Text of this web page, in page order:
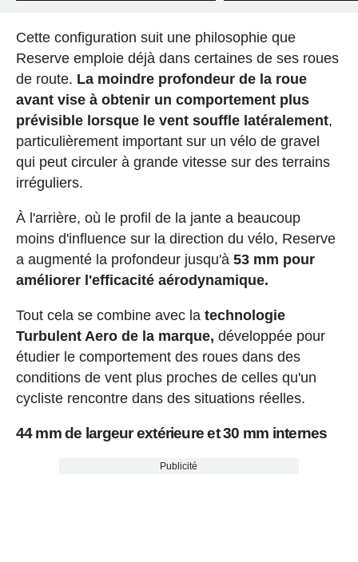
Cette configuration suit une philosophie que
Reserve emploie déjà dans certaines de ses roues
de route. La moindre profondeur de la roue
avant vise à obtenir un comportement plus
prévisible lorsque le vent souffle latéralement,
particulièrement important sur un vélo de gravel
qui peut circuler à grande vitesse sur des terrains
irréguliers.
À l'arrière, où le profil de la jante a beaucoup
moins d'influence sur la direction du vélo, Reserve
a augmenté la profondeur jusqu'à53 mm pour
améliorer l'efficacité aérodynamique.
Tout cela se combine avec latechnologie
Turbulent Aero de la marque, développée pour
étudier le comportement des roues dans des
conditions de vent plus proches de celles qu'un
cycliste rencontre dans des situations réelles.
44 mm de largeur extérieure et 30 mm internes
Publicité